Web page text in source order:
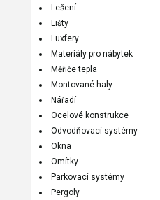
Lešení
Lišty
Luxfery
Materiály pro nábytek
Měřiče tepla
Montované haly
Nářadí
Ocelové konstrukce
Odvodňovací systémy
Okna
Omítky
Parkovací systémy
Pergoly